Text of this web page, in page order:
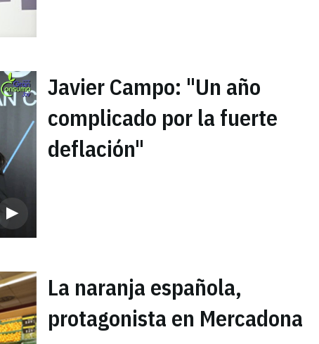
Javier Campo: "Un año
complicado por la fuerte
deflación"
La naranja española,
protagonista en Mercadona